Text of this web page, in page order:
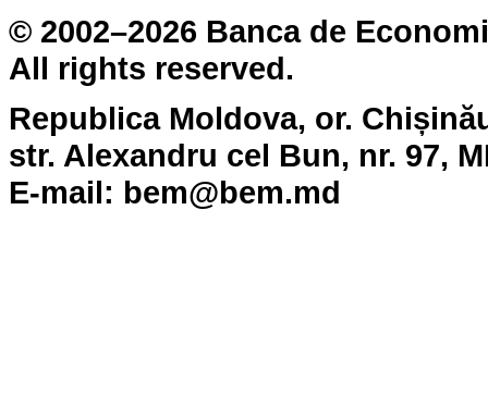
© 2002–2026 Banca de
All rights reserved.
Republica Moldova, or.
str. Alexandru cel Bun, nr. 97,
E-mail: bem@bem.md